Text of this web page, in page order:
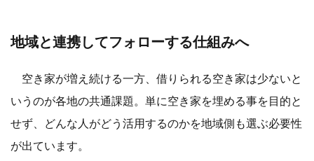
地域と連携してフォローする仕組みへ
空き家が増え続ける一方、借りられる空き家は少ないと
いうのが各地の共通課題。単に空き家を埋める事を目的と
せず、どんな人がどう活用するのかを地域側も選ぶ必要性
が出ています。